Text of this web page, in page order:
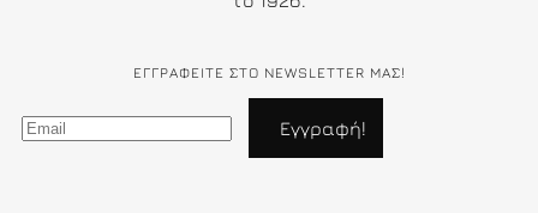
ΕΓΓΡΑΦΕΊΤΕ ΣΤΟ NEWSLETTER ΜΑΣ!